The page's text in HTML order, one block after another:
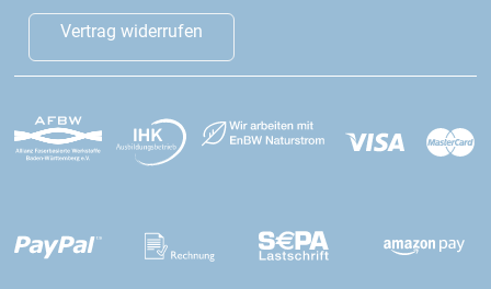
Vertrag widerrufen